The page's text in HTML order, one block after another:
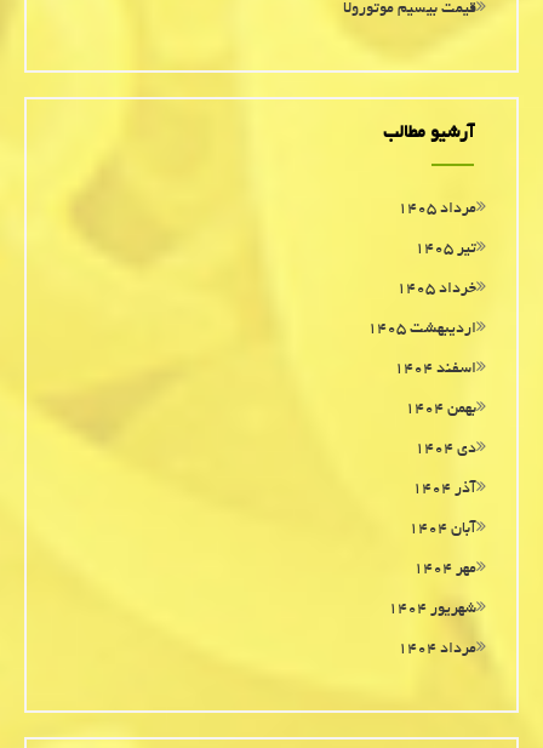
قیمت بیسیم موتورولا
آرشیو مطالب
مرداد ۱۴۰۵
تیر ۱۴۰۵
خرداد ۱۴۰۵
اردیبهشت ۱۴۰۵
اسفند ۱۴۰۴
بهمن ۱۴۰۴
دی ۱۴۰۴
آذر ۱۴۰۴
آبان ۱۴۰۴
مهر ۱۴۰۴
شهریور ۱۴۰۴
مرداد ۱۴۰۴